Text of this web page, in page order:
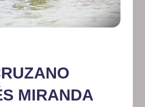
MIRANDA